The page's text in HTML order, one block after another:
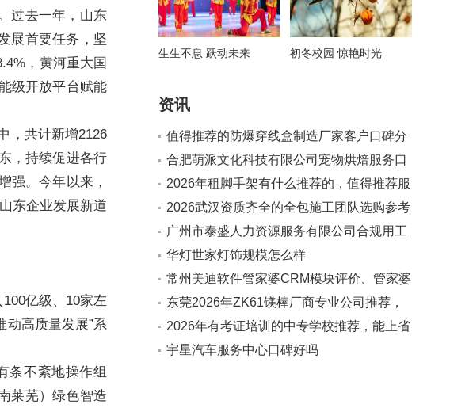
过去一年，山东
展首要任务，坚
，黄河重大国
级开放平台赋能
，共计新增2126
，持续促进各行
强。今年以来，
东企业发展新道
亿级、10家左
动高质量发展”系
条不紊地操作组
莱芜）绿色智造
生生不息 跃动未来 初冬校园 惊艳时光
资讯
值得推荐的防爆穿线盒制造厂家客户口碑分
享
合肥萌派文化科技有限公司宠物烘焙服务口
碑如何
2026年租脚手架有什么推荐的，值得推荐服
务商实力参考
2026武汉资质齐全的全包施工团队选购参考
汇总
广州市泰盛人力资源服务有限公司合规用工
法规解读服务值得推荐吗
华灯世家灯饰规模怎么样
常州美迪软件管家婆CRM模块评价、管家婆
客户管理软件、管家婆CRM使用反馈对比合
作实力参考
东莞2026年ZK61镁棒厂商专业公司推荐，
广受信赖的源头生产厂家
2026年有考证培训的中专学校推荐，能上省
内高校且分层教学学校口碑分享
宇星汽车服务中心口碑好吗